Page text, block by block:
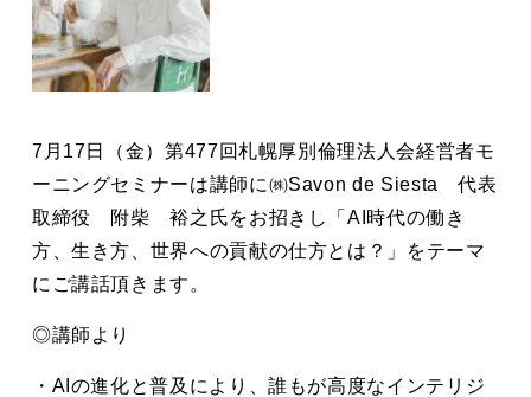
7月17日（金）第477回札幌厚別倫理法人会経営者モ
ーニングセミナーは講師に㈱Savon de Siesta 代表
取締役 附柴 裕之氏をお招きし「AI時代の働き
方、生き方、世界への貢献の仕方とは？」をテーマ
にご講話頂きます。
◎講師より
・AIの進化と普及により、誰もが高度なインテリジ